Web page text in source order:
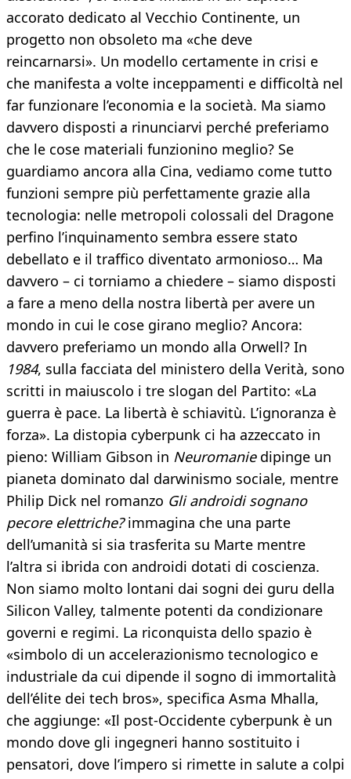
accorato dedicato al Vecchio Continente, un
progetto non obsoleto ma «che deve
reincarnarsi». Un modello certamente in crisi e
che manifesta a volte inceppamenti e difficoltà nel
far funzionare l’economia e la società. Ma siamo
davvero disposti a rinunciarvi perché preferiamo
che le cose materiali funzionino meglio? Se
guardiamo ancora alla Cina, vediamo come tutto
funzioni sempre più perfettamente grazie alla
tecnologia: nelle metropoli colossali del Dragone
perfino l’inquinamento sembra essere stato
debellato e il traffico diventato armonioso… Ma
davvero – ci torniamo a chiedere – siamo disposti
a fare a meno della nostra libertà per avere un
mondo in cui le cose girano meglio? Ancora:
davvero preferiamo un mondo alla Orwell? In
1984, sulla facciata del ministero della Verità, sono
scritti in maiuscolo i tre slogan del Partito: «La
guerra è pace. La libertà è schiavitù. L’ignoranza è
forza». La distopia cyberpunk ci ha azzeccato in
pieno: William Gibson in Neuromanie dipinge un
pianeta dominato dal darwinismo sociale, mentre
Philip Dick nel romanzo Gli androidi sognano
pecore elettriche?immagina che una parte
dell’umanità si sia trasferita su Marte mentre
l’altra si ibrida con androidi dotati di coscienza.
Non siamo molto lontani dai sogni dei guru della
Silicon Valley, talmente potenti da condizionare
governi e regimi. La riconquista dello spazio è
«simbolo di un accelerazionismo tecnologico e
industriale da cui dipende il sogno di immortalità
dell’élite dei tech bros», specifica Asma Mhalla,
che aggiunge: «Il post-Occidente cyberpunk è un
mondo dove gli ingegneri hanno sostituito i
pensatori, dove l’impero si rimette in salute a colpi